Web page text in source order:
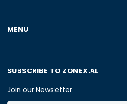
MENU
SUBSCRIBE TO ZONEX.AL
Join our Newsletter